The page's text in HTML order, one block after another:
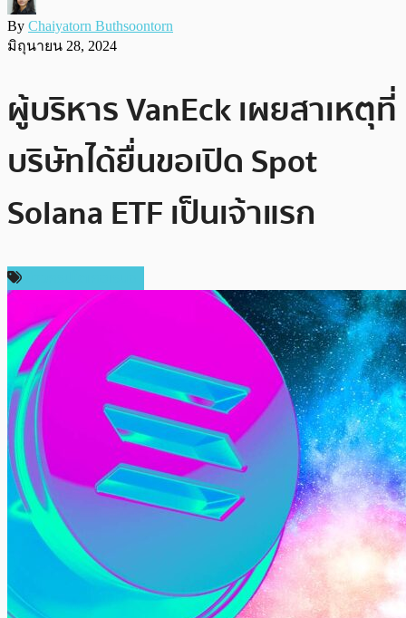
By Chaiyatorn Buthsoontorn
มิถุนายน 28, 2024
ผู้บริหาร VanEck เผยสาเหตุที่
บริษัทได้ยื่นขอเปิด Spot
Solana ETF เป็นเจ้าแรก